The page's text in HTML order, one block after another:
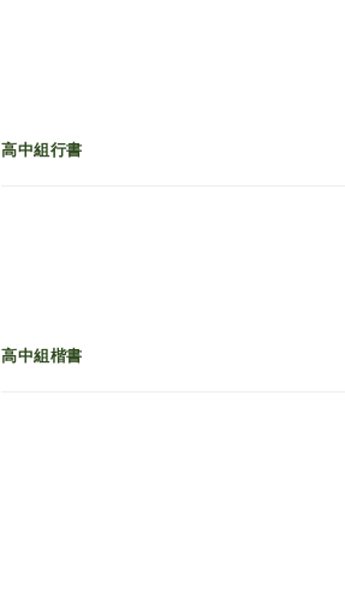
高中組行書
高中組楷書